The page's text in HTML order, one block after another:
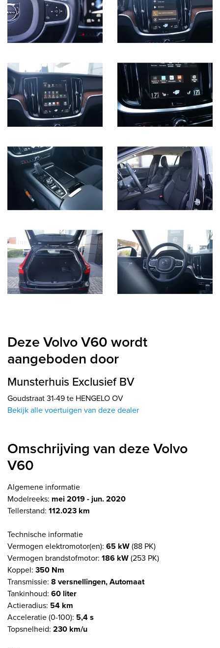
Deze Volvo V60 wordt
aangeboden door
Munsterhuis Exclusief BV
Goudstraat 31-49 te HENGELO OV
Bekijk alle voertuigen van deze dealer
Omschrijving van deze Volvo
V60
Algemene informatie
Modelreeks: mei 2019 - jun. 2020
Tellerstand: 112.023 km
Technische informatie
Vermogen elektromotor(en): 65 kW(88 PK)
Vermogen brandstofmotor: 186 kW(253 PK)
Koppel: 350 Nm
Transmissie: 8 versnellingen, Automaat
Tankinhoud: 60 liter
Actieradius: 54 km
Acceleratie (0-100): 5,4 s
Topsnelheid: 230 km/u